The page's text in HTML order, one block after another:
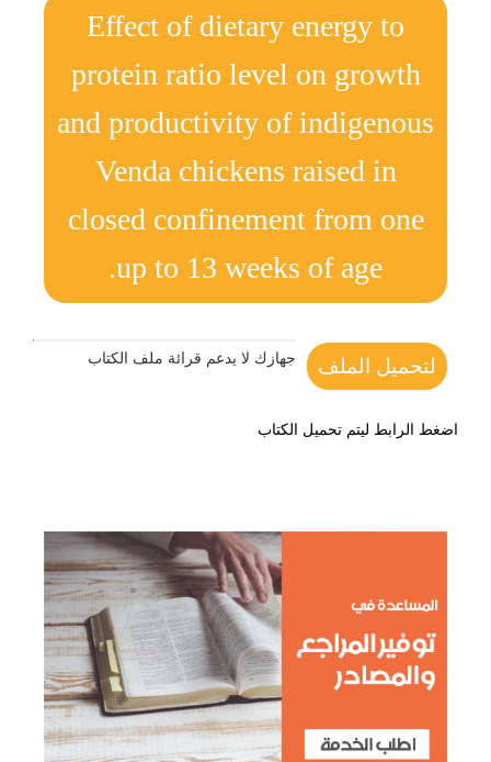
Effect of dietary energy to
protein ratio level on growth
and productivity of indigenous
Venda chickens raised in
closed confinement from one
up to 13 weeks of age.
لتحميل الملف جهازك لا يدعم قرائة ملف الكتاب
اضغط الرابط ليتم تحميل الكتاب